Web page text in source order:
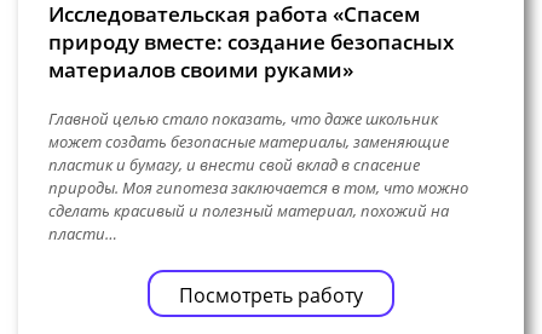
Исследовательская работа «Спасем
природу вместе: создание безопасных
материалов своими руками»
Главной целью стало показать, что даже школьник
может создать безопасные материалы, заменяющие
пластик и бумагу, и внести свой вклад в спасение
природы. Моя гипотеза заключается в том, что можно
сделать красивый и полезный материал, похожий на
пласти…
Посмотреть работу